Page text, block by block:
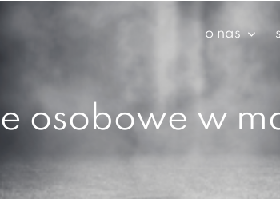
o nas
osobowe w